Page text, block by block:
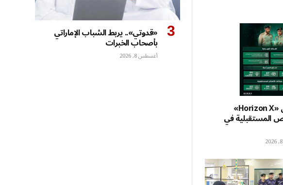
شرطة دبي تطلق «Horizon X»
المستقبلية في
«قدوتي».. يربط الشباب الإماراتي
بأصحاب الخبرات
أغسطس 8, 2026